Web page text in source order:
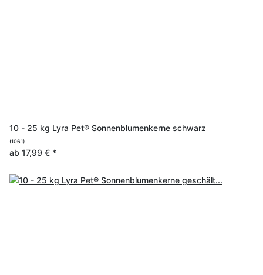
10 - 25 kg Lyra Pet® Sonnenblumenkerne schwarz
(1061)
ab 17,99 € *